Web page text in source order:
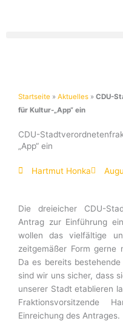
Startseite » Aktuelles » CDU-
für Kultur-„App“ ein
CDU-
„App“ ein
Hartmut Honka
Die dreieicher CDU-
Antrag zur Einführung
wollen das vielfältige
zeitgemäßer Form gerne
Da es bereits
sind wir uns sicher, dass
unserer Stadt etablieren
Fraktionsvorsitzende
Einreichung des Antrages.